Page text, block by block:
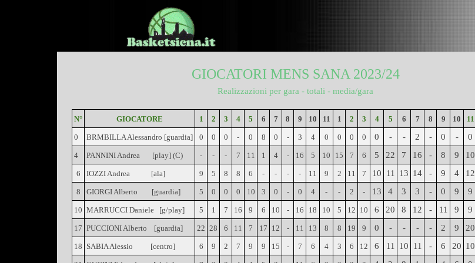
GIOCATORI MENS SANA 2023/24
Realizzazioni per gara - totali - media/gara
N° GIOCATORE 1 2 3 4 5 6 7 8 9 10 11 1 2 3 4 5 6 7 8 9 10 11
0 BRMBILLA Alessandro [guardia] 0 0 0 - 0 8 0 - 3 4 0 0 0 0 0 - - 2 - 0 - 0
4 PANNINI Andrea [play] (C) - - - 7 11 1 4 - 16 5 10 15 7 6 5 22 7 16 - 8 9 10
6 IOZZI Andrea [ala] 9 5 8 8 6 - - - - 11 9 2 11 7 10 11 13 14 - 9 4 12
8 GIORGI Alberto [guardia] 5 0 0 0 10 3 0 - 0 4 - - 2 - 13 4 3 3 - 0 9 9
10 MARRUCCI Daniele [g/play] 5 1 7 16 9 6 10 - 16 18 10 5 12 10 6 20 8 12 - 11 9 9
17 PUCCIONI Alberto [guardia] 22 28 6 11 7 17 12 - 11 13 8 8 19 9 0 - - - - 2 9 20
18 SABIA Alessio [centro] 6 9 2 7 9 9 15 - 7 6 4 3 6 12 6 11 10 11 - 6 20 10